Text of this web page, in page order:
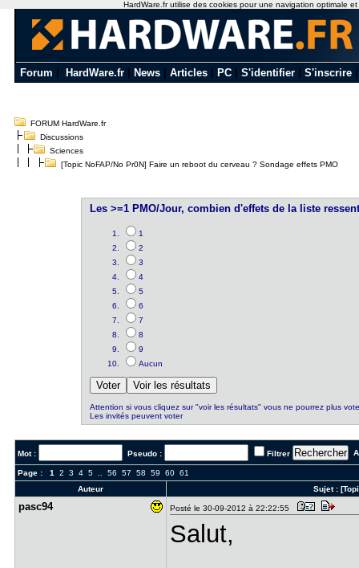
Forum HardWare.fr News Articles PC S'identifier S'inscrire
FORUM HardWare.fr
Discussions
Sciences
[Topic NoFAP/No Pr0N] Faire un reboot du cerveau ? Sondage effets PMO
Les >=1 PMO/Jour, combien d'effets de la liste
1
2
3
4
5
6
7
8
9
Aucun
Attention si vous cliquez sur "voir les résultats" vous ne pourrez plus
Les invités peuvent voter
Mot : Pseudo : Filtrer
Page : 1 2 3 4 5.. 56 57 58 59 60 61
Auteur
Sujet :
pasc94 Posté le 30-09-2012 à 22:22:55
Salut,
HardWare.fr utilise des cookies pour une navigation optimale